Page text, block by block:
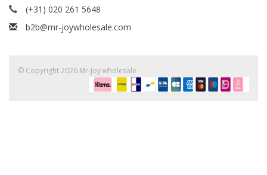
(+31) 020 261 5648
b2b@mr-joywholesale.com
© Copyright 2026 Mr-Joy wholesale